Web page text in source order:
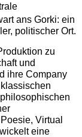
ans Gorki: ein
politischer Ort.
zu
und
ihre Company
Virtual
eine